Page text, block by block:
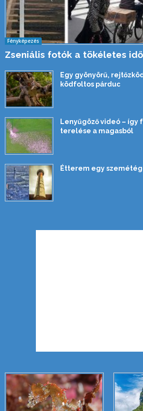
Fényképezés
Zseniális fotók a tökéletes
Egy gyönyörű,
ködfoltos párduc
Lenyűgöző videó – így
terelése a magasból
Étterem egy